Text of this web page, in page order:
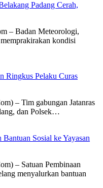
Padang Cerah,
– Badan Meteorologi,
kondisi
Ringkus Pelaku Curas
– Tim gabungan Jatanras
dan Polsek…
Sosial ke Yayasan
– Satuan Pembinaan
menyalurkan bantuan